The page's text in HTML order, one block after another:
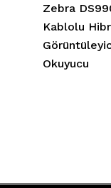
Zebra
Kablolu
Okuyucu